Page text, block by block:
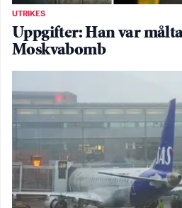
UTRIKES
Uppgifter: Han var
Moskvabomb